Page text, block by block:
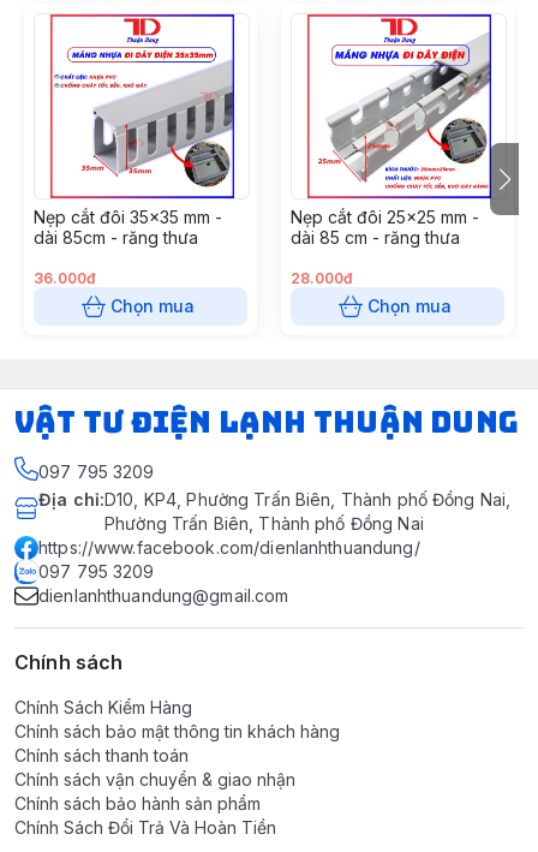
Nẹp cắt đôi 35x35 mm -
dài 85cm - răng thưa
36.000đ
Chọn mua
Nẹp cắt đôi 25x25 mm -
dài 85 cm - răng thưa
28.000đ
Chọn mua
VẬT TƯ ĐIỆN LẠNH THUẬN DUNG
097 795 3209
Địa chỉ:D10, KP4, Phường Trấn Biên, Thành phố Đồng Nai,
Phường Trấn Biên, Thành phố Đồng Nai
https://www.facebook.com/dienlanhthuandung/
097 795 3209
dienlanhthuandung@gmail.com
Chính sách
Chính Sách Kiểm Hàng
Chính sách bảo mật thông tin khách hàng
Chính sách thanh toán
Chính sách vận chuyển & giao nhận
Chính sách bảo hành sản phẩm
Chính Sách Đổi Trả Và Hoàn Tiền